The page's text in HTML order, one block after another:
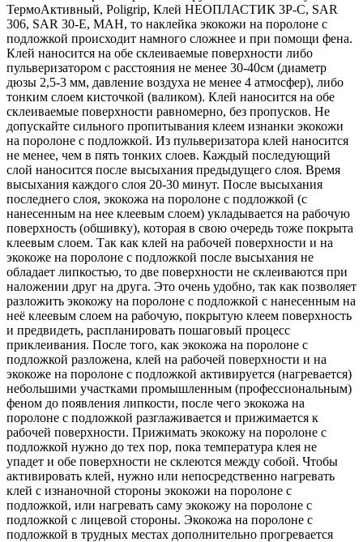
ТермоАктивный, Poligrip, Клей НЕОПЛАСТИК 3P-C, SAR
306, SAR 30-E, MAH, то наклейка экокожи на поролоне с
подложкой происходит намного сложнее и при помощи фена.
Клей наносится на обе склеиваемые поверхности либо
пульверизатором с расстояния не менее 30-40см (диаметр
дюзы 2,5-3 мм, давление воздуха не менее 4 атмосфер), либо
тонким слоем кисточкой (валиком). Клей наносится на обе
склеиваемые поверхности равномерно, без пропусков. Не
допускайте сильного пропитывания клеем изнанки экокожи
на поролоне с подложкой. Из пульверизатора клей наносится
не менее, чем в пять тонких слоев. Каждый последующий
слой наносится после высыхания предыдущего слоя. Время
высыхания каждого слоя 20-30 минут. После высыхания
последнего слоя, экокожа на поролоне с подложкой (с
нанесенным на нее клеевым слоем) укладывается на рабочую
поверхность (обшивку), которая в свою очередь тоже покрыта
клеевым слоем. Так как клей на рабочей поверхности и на
экокоже на поролоне с подложкой после высыхания не
обладает липкостью, то две поверхности не склеиваются при
наложении друг на друга. Это очень удобно, так как позволяет
разложить экокожу на поролоне с подложкой с нанесенным на
неё клеевым слоем на рабочую, покрытую клеем поверхность
и предвидеть, распланировать пошаговый процесс
приклеивания. После того, как экокожа на поролоне с
подложкой разложена, клей на рабочей поверхности и на
экокоже на поролоне с подложкой активируется (нагревается)
небольшими участками промышленным (профессиональным)
феном до появления липкости, после чего экокожа на
поролоне с подложкой разглаживается и прижимается к
рабочей поверхности. Прижимать экокожу на поролоне с
подложкой нужно до тех пор, пока температура клея не
упадет и обе поверхности не склеются между собой. Чтобы
активировать клей, нужно или непосредственно нагревать
клей с изнаночной стороны экокожи на поролоне с
подложкой, или нагревать саму экокожу на поролоне с
подложкой с лицевой стороны. Экокожа на поролоне с
подложкой в трудных местах дополнительно прогревается